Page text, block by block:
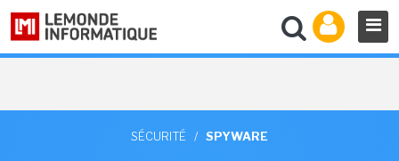
SÉCURITÉ / SPYWARE